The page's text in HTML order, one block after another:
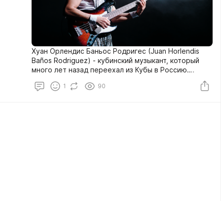
Хуан Орлендис Баньос Родригес (Juan Horlendis
Baños Rodriguez) - кубинский музыкант, который
много лет назад переехал из Кубы в Россию.
виртуозный мультиинструменталист. Я предложил
1 90